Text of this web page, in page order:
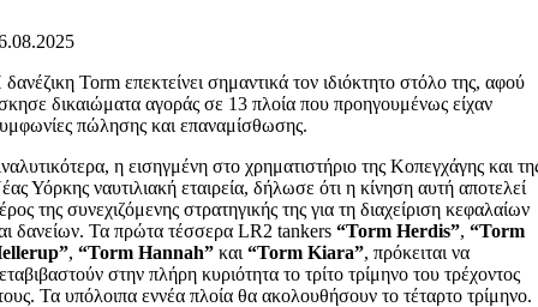
Torm επεκτείνει σημαντικά τον ιδιόκτητο στόλο της, αφού
δικαιώματα αγοράς σε 13 πλοία που προηγουμένως είχαν
πώλησης και επαναμίσθωσης.
η εισηγμένη στο χρηματιστήριο της Κοπεγχάγης και
Υόρκης ναυτιλιακή εταιρεία, δήλωσε ότι η κίνηση αυτή αποτελεί
της συνεχιζόμενης στρατηγικής της για τη διαχείριση κεφαλαίων
δανείων. Τα πρώτα τέσσερα LR2 tankers “Torm Herdis”,“Torm
,“Torm Hannah” και“Torm Kiara”, πρόκειται να
στην πλήρη κυριότητα το τρίτο τρίμηνο του τρέχοντος
Τα υπόλοιπα εννέα πλοία θα ακολουθήσουν το τέταρτο τρίμηνο.